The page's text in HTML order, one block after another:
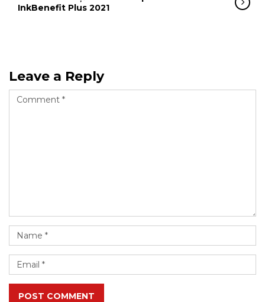
InkBenefit Plus 2021
Leave a Reply
POST COMMENT